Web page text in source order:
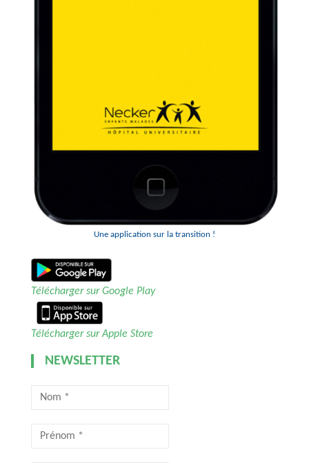
Une application sur la transition !
Télécharger sur Google Play
Télécharger sur Apple Store
NEWSLETTER